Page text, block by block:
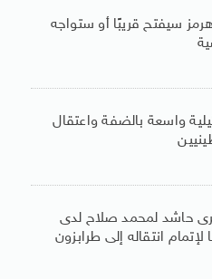
سيفتح قريبًا أو ستواجه
واسعة بالضفة واعتقال
حاشد لمحمد صلاح لدى
انتقاله إلى طرابزون